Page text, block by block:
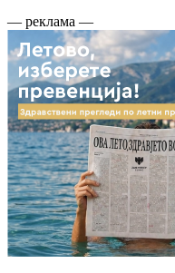
— реклама —